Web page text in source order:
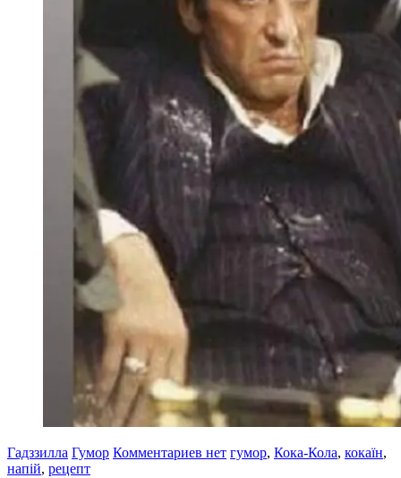
Гадззилла Гумор Комментариев нет гумор, Кока-Кола, кокаїн,
напій, рецепт